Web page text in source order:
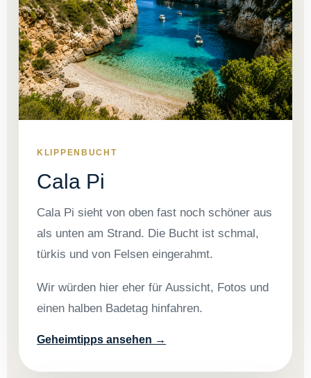
KLIPPENBUCHT
Cala Pi
Cala Pi sieht von oben fast noch schöner aus
als unten am Strand. Die Bucht ist schmal,
türkis und von Felsen eingerahmt.
Wir würden hier eher für Aussicht, Fotos und
einen halben Badetag hinfahren.
Geheimtipps ansehen →